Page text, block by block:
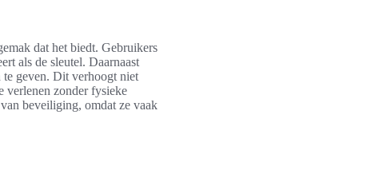
dat het biedt. Gebruikers
als de sleutel. Daarnaast
te geven. Dit verhoogt niet
verlenen zonder fysieke
beveiliging, omdat ze vaak